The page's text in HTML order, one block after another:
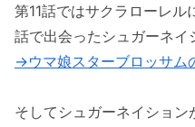
第11話ではサクラローレ
話で出会ったシュガーネイ
→ウマ娘スターブロッサム
そしてシュガーネイショ